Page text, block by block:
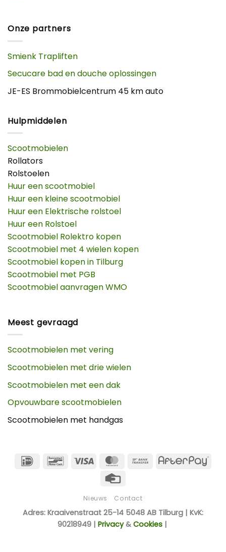
Onze partners
Smienk Trapliften
Secucare bad en douche oplossingen
JE-ES Brommobielcentrum 45 km auto
Hulpmiddelen
Scootmobielen
Rollators
Rolstoelen
Huur een scootmobiel
Huur een kleine scootmobiel
Huur een Elektrische rolstoel
Huur een Rolstoel
Scootmobiel Rolektro kopen
Scootmobiel met 4 wielen kopen
Scootmobiel kopen in Tilburg
Scootmobiel met PGB
Scootmobiel aanvragen WMO
Meest gevraagd
Scootmobielen met vering
Scootmobielen met drie wielen
Scootmobielen met een dak
Opvouwbare scootmobielen
Scootmobielen met handgas
IDeal Bancontact
Visa MasterCard
Bank
Nieuws Contact
Adres: Kraaivenstraat 25-14 5048 AB Tilburg | KvK:
90218949 | Privacy& Cookies|